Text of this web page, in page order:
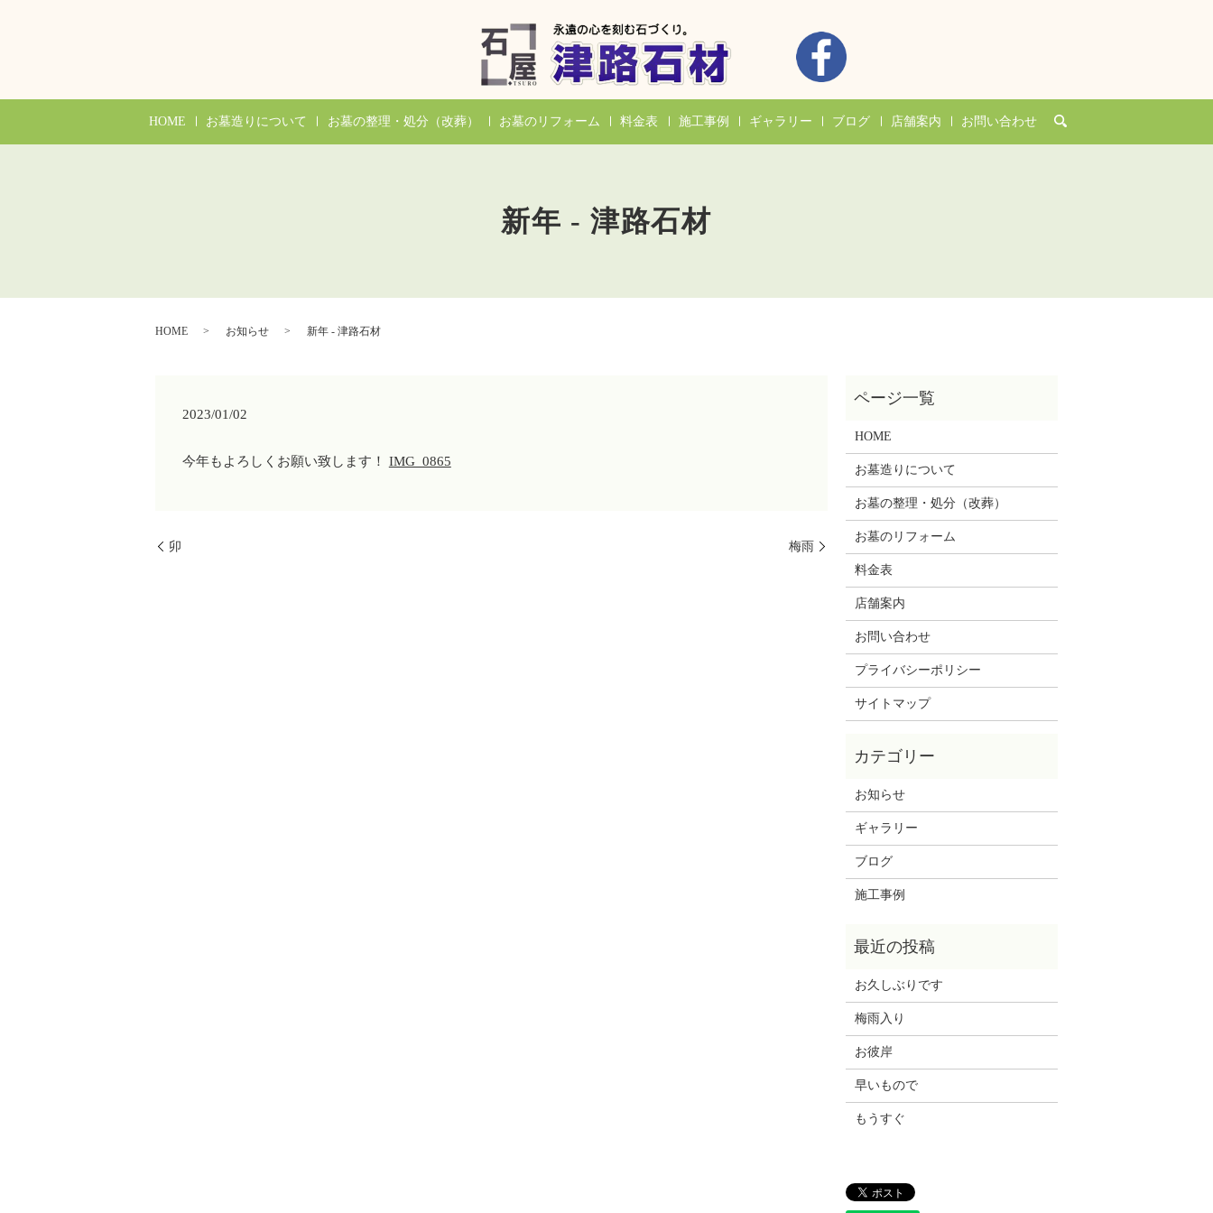
HOME お墓造りについて お墓の整理・処分（改葬） お墓のリフォーム 料金表 施工事例 ギャラリー ブログ 店舗案内 お問い合わせ search
新年 - 津路石材
HOME お知らせ 新年 - 津路石材
2023/01/02
今年もよろしくお願い致します！ IMG_0865
卯 梅雨
HOME
お墓造りについて
お墓の整理・処分（改葬）
お墓のリフォーム
料金表
店舗案内
お問い合わせ
プライバシーポリシー
サイトマップ
お知らせ
ギャラリー
ブログ
施工事例
お久しぶりです
梅雨入り
お彼岸
早いもので
もうすぐ